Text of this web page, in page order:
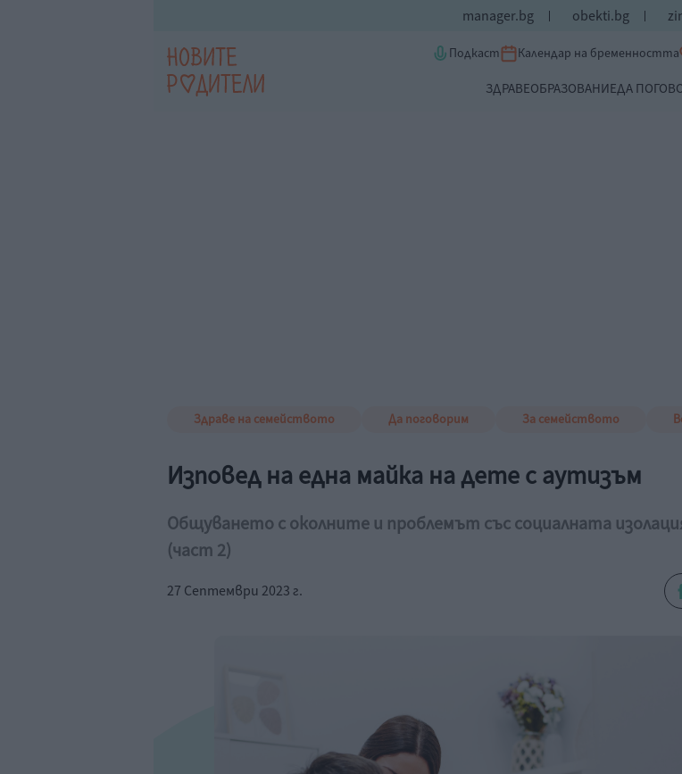
manager.bg obekti.bg
Подкаст Календар на бременността
ЗДРАВЕОБРАЗОВАНИЕДА
Здраве на семейството Да поговорим За семейството
Изповед на една майка на дете с аутизъм
Общуването с околните и проблемът със социалната
(част 2)
27 Септември 2023 г.